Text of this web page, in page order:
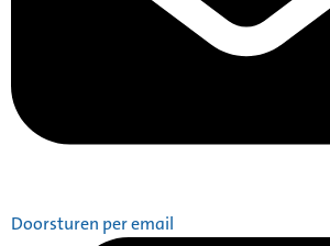
Doorsturen per email